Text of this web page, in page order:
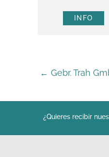
INFO
← Gebr. Trah
¿Quieres recibir